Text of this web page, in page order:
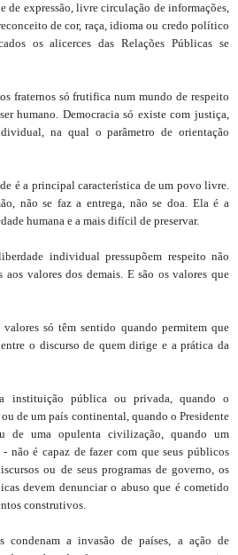
de expressão, livre circulação de informações,
de cor, raça, idioma ou credo político
os alicerces das Relações Públicas se
fraternos só frutifica num mundo de respeito
humano. Democracia só existe com justiça,
na qual o parâmetro de orientação
é a principal característica de um povo livre.
não se faz a entrega, não se doa. Ela é a
humana e a mais difícil de preservar.
individual pressupõem respeito não
aos valores dos demais. E são os valores que
valores só têm sentido quando permitem que
o discurso de quem dirige e a prática da
instituição pública ou privada, quando o
de um país continental, quando o Presidente
de uma opulenta civilização, quando um
não é capaz de fazer com que seus públicos
ou de seus programas de governo, os
devem denunciar o abuso que é cometido
construtivos.
condenam a invasão de países, a ação de